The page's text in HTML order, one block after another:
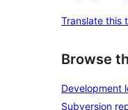
Translate this
Browse
Development
Subversion